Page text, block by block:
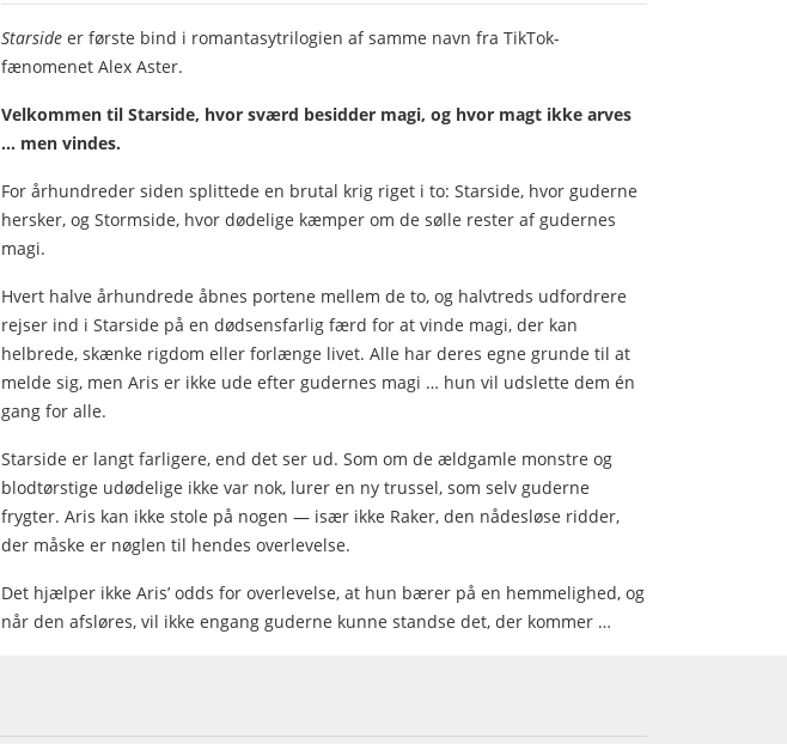
Starside er første bind i romantasytrilogien af samme navn fra TikTok-
fænomenet Alex Aster.
Velkommen til Starside, hvor sværd besidder magi, og hvor magt ikke arves
… men vindes.
For århundreder siden splittede en brutal krig riget i to: Starside, hvor guderne
hersker, og Stormside, hvor dødelige kæmper om de sølle rester af gudernes
magi.
Hvert halve århundrede åbnes portene mellem de to, og halvtreds udfordrere
rejser ind i Starside på en dødsensfarlig færd for at vinde magi, der kan
helbrede, skænke rigdom eller forlænge livet. Alle har deres egne grunde til at
melde sig, men Aris er ikke ude efter gudernes magi … hun vil udslette dem én
gang for alle.
Starside er langt farligere, end det ser ud. Som om de ældgamle monstre og
blodtørstige udødelige ikke var nok, lurer en ny trussel, som selv guderne
frygter. Aris kan ikke stole på nogen — især ikke Raker, den nådesløse ridder,
der måske er nøglen til hendes overlevelse.
Det hjælper ikke Aris’ odds for overlevelse, at hun bærer på en hemmelighed, og
når den afsløres, vil ikke engang guderne kunne standse det, der kommer …